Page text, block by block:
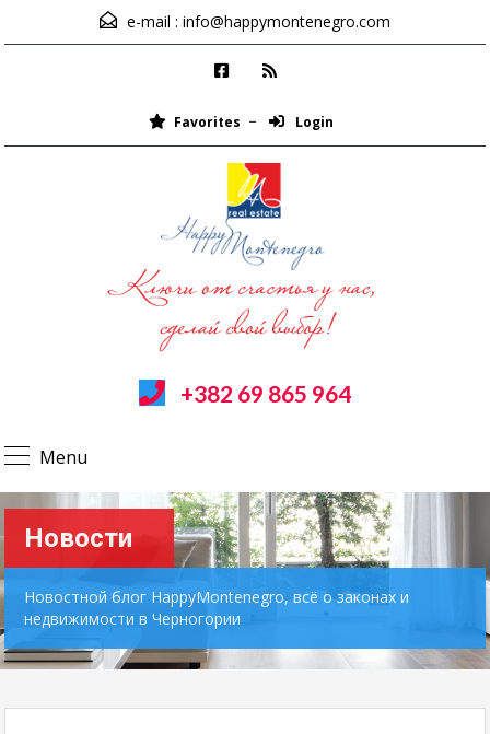
e-mail : info@happymontenegro.com
Favorites Login
+382 69 865 964
Menu
Новости
Новостной блог HappyMontenegro, всё о законах и
недвижимости в Черногории